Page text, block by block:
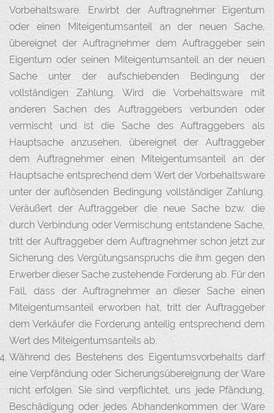
Vorbehaltsware. Erwirbt der Auftragnehmer Eigentum
oder einen Miteigentumsanteil an der neuen Sache,
übereignet der Auftragnehmer dem Auftraggeber sein
Eigentum oder seinen Miteigentumsanteil an der neuen
Sache unter der aufschiebenden Bedingung der
vollständigen Zahlung. Wird die Vorbehaltsware mit
anderen Sachen des Auftraggebers verbunden oder
vermischt und ist die Sache des Auftraggebers als
Hauptsache anzusehen, übereignet der Auftraggeber
dem Auftragnehmer einen Miteigentumsanteil an der
Hauptsache entsprechend dem Wert der Vorbehaltsware
unter der auflösenden Bedingung vollständiger Zahlung.
Veräußert der Auftraggeber die neue Sache bzw. die
durch Verbindung oder Vermischung entstandene Sache,
tritt der Auftraggeber dem Auftragnehmer schon jetzt zur
Sicherung des Vergütungsanspruchs die ihm gegen den
Erwerber dieser Sache zustehende Forderung ab. Für den
Fall, dass der Auftragnehmer an dieser Sache einen
Miteigentumsanteil erworben hat, tritt der Auftraggeber
dem Verkäufer die Forderung anteilig entsprechend dem
Wert des Miteigentumsanteils ab.
Während des Bestehens des Eigentumsvorbehalts darf
eine Verpfändung oder Sicherungsübereignung der Ware
nicht erfolgen. Sie sind verpflichtet, uns jede Pfändung,
Beschädigung oder jedes Abhandenkommen der Ware